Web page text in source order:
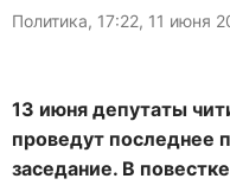
Политика, 17:22, 11 июня
13 июня депутаты
проведут последнее
заседание. В